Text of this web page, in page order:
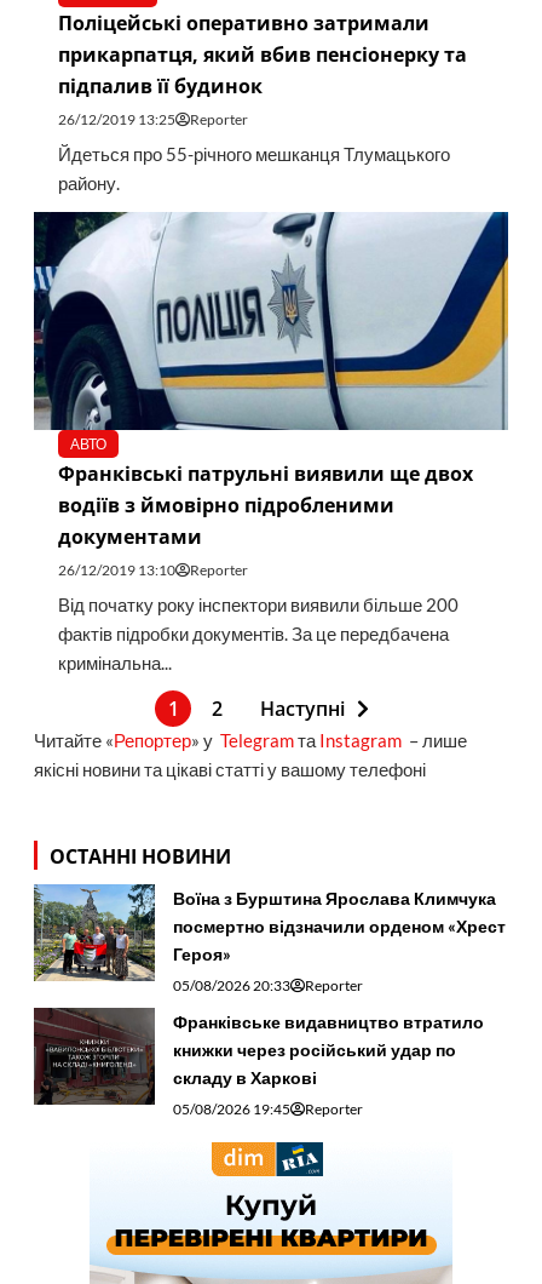
Поліцейські оперативно затримали
прикарпатця, який вбив пенсіонерку та
підпалив її будинок
26/12/2019 13:25 Reporter
Йдеться про 55-річного мешканця Тлумацького
району.
АВТО
Франківські патрульні виявили ще двох
водіїв з ймовірно підробленими
документами
26/12/2019 13:10 Reporter
Від початку року інспектори виявили більше 200
фактів підробки документів. За це передбачена
кримінальна...
1 2 Наступні
Читайте «Репортер» у Telegramта Instagram– лише
якісні новини та цікаві статті у вашому телефоні
ОСТАННІ НОВИНИ
Воїна з Бурштина Ярослава Климчука
посмертно відзначили орденом «Хрест
Героя»
05/08/2026 20:33 Reporter
Франківське видавництво втратило
книжки через російський удар по
складу в Харкові
05/08/2026 19:45 Reporter